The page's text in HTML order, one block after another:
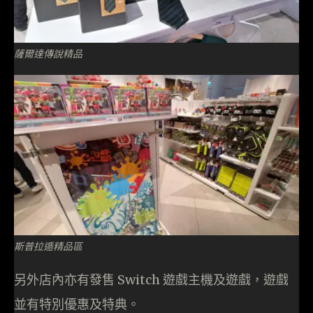
薩爾達傳說精品
斯普拉遁精品區
另外店內亦有發售 Switch 遊戲主機及遊戲，遊戲
並有特別優惠及特典。